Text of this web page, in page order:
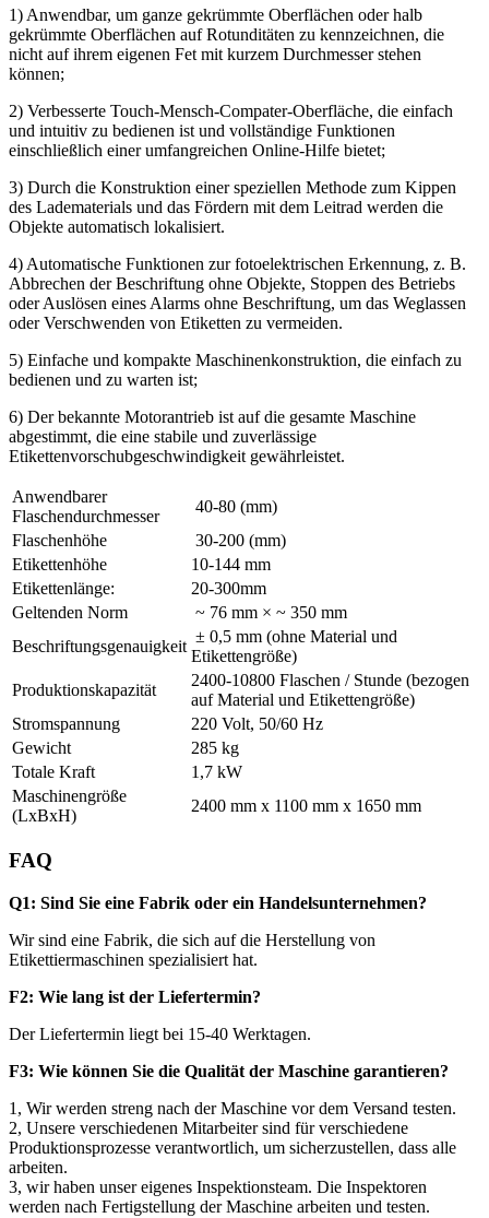
1) Anwendbar, um ganze gekrümmte Oberflächen oder halb
gekrümmte Oberflächen auf Rotunditäten zu kennzeichnen, die
nicht auf ihrem eigenen Fet mit kurzem Durchmesser stehen
können;
2) Verbesserte Touch-Mensch-Compater-Oberfläche, die einfach
und intuitiv zu bedienen ist und vollständige Funktionen
einschließlich einer umfangreichen Online-Hilfe bietet;
3) Durch die Konstruktion einer speziellen Methode zum Kippen
des Ladematerials und das Fördern mit dem Leitrad werden die
Objekte automatisch lokalisiert.
4) Automatische Funktionen zur fotoelektrischen Erkennung, z. B.
Abbrechen der Beschriftung ohne Objekte, Stoppen des Betriebs
oder Auslösen eines Alarms ohne Beschriftung, um das Weglassen
oder Verschwenden von Etiketten zu vermeiden.
5) Einfache und kompakte Maschinenkonstruktion, die einfach zu
bedienen und zu warten ist;
6) Der bekannte Motorantrieb ist auf die gesamte Maschine
abgestimmt, die eine stabile und zuverlässige
Etikettenvorschubgeschwindigkeit gewährleistet.
Anwendbarer
Flaschendurchmesser
40-80 (mm)
Flaschenhöhe
30-200 (mm)
Etikettenhöhe
10-144 mm
Etikettenlänge:
20-300mm
Geltenden Norm
~ 76 mm × ~ 350 mm
Beschriftungsgenauigkeit
± 0,5 mm (ohne Material und
Etikettengröße)
Produktionskapazität
2400-10800 Flaschen / Stunde (bezogen
auf Material und Etikettengröße)
Stromspannung
220 Volt, 50/60 Hz
Gewicht
285 kg
Totale Kraft
1,7 kW
Maschinengröße
(LxBxH)
2400 mm x 1100 mm x 1650 mm
FAQ
Q1: Sind Sie eine Fabrik oder ein Handelsunternehmen?
Wir sind eine Fabrik, die sich auf die Herstellung von
Etikettiermaschinen spezialisiert hat.
F2: Wie lang ist der Liefertermin?
Der Liefertermin liegt bei 15-40 Werktagen.
F3: Wie können Sie die Qualität der Maschine garantieren?
1, Wir werden streng nach der Maschine vor dem Versand testen.
2, Unsere verschiedenen Mitarbeiter sind für verschiedene
Produktionsprozesse verantwortlich, um sicherzustellen, dass alle
arbeiten.
3, wir haben unser eigenes Inspektionsteam. Die Inspektoren
werden nach Fertigstellung der Maschine arbeiten und testen.